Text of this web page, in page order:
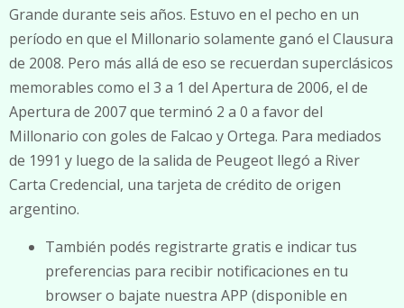
Grande durante seis años. Estuvo en el pecho en un
período en que el Millonario solamente ganó el Clausura
de 2008. Pero más allá de eso se recuerdan superclásicos
memorables como el 3 a 1 del Apertura de 2006, el de
Apertura de 2007 que terminó 2 a 0 a favor del
Millonario con goles de Falcao y Ortega. Para mediados
de 1991 y luego de la salida de Peugeot llegó a River
Carta Credencial, una tarjeta de crédito de origen
argentino.
También podés registrarte gratis e indicar tus
preferencias para recibir notificaciones en tu
browser o bajate nuestra APP (disponible en